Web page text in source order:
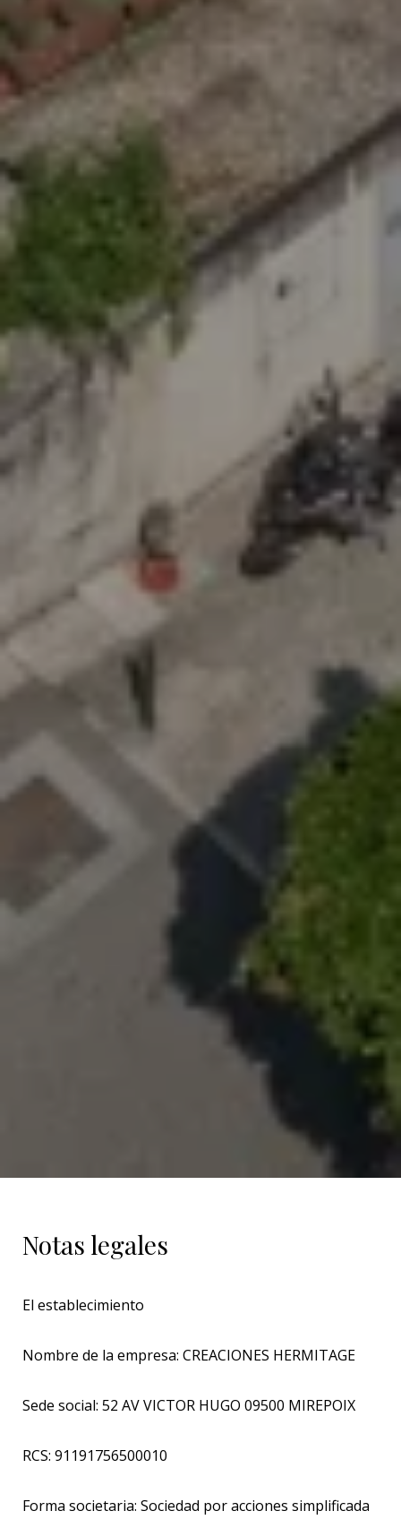
Notas legales
El establecimiento
Nombre de la empresa: CREACIONES HERMITAGE
Sede social: 52 AV VICTOR HUGO 09500 MIREPOIX
RCS: 91191756500010
Forma societaria: Sociedad por acciones simplificada